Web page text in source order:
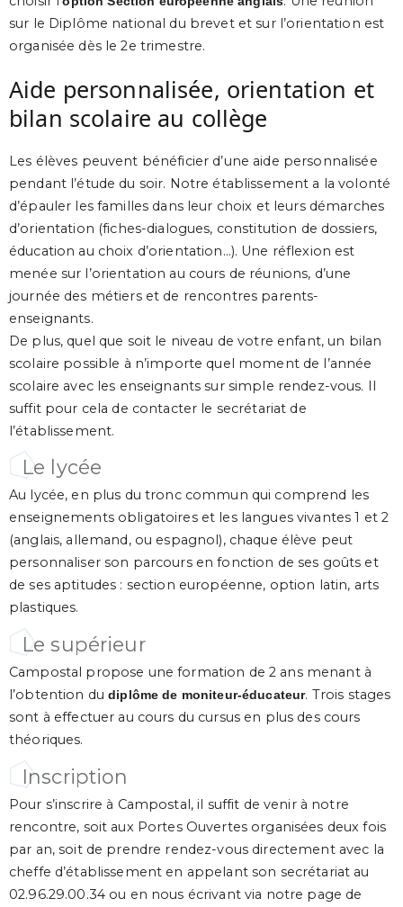
sur le Diplôme national du brevet et sur l’orientation est
organisée dès le 2e trimestre.
Aide personnalisée, orientation et
bilan scolaire au collège
Les élèves peuvent bénéficier d’une aide personnalisée
pendant l’étude du soir. Notre établissement a la volonté
d’épauler les familles dans leur choix et leurs démarches
d’orientation (fiches-dialogues, constitution de dossiers,
éducation au choix d’orientation…). Une réflexion est
menée sur l’orientation au cours de réunions, d’une
journée des métiers et de rencontres parents-
enseignants.
De plus, quel que soit le niveau de votre enfant, un bilan
scolaire possible à n’importe quel moment de l’année
scolaire avec les enseignants sur simple rendez-vous. Il
suffit pour cela de contacter le secrétariat de
l’établissement.
Le lycée
Au lycée, en plus du tronc commun qui comprend les
enseignements obligatoires et les langues vivantes 1 et 2
(anglais, allemand, ou espagnol), chaque élève peut
personnaliser son parcours en fonction de ses goûts et
de ses aptitudes : section européenne, option latin, arts
plastiques.
Le supérieur
Campostal propose une formation de 2 ans menant à
l’obtention dudiplôme de moniteur-éducateur. Trois stages
sont à effectuer au cours du cursus en plus des cours
théoriques.
Inscription
Pour s’inscrire à Campostal, il suffit de venir à notre
rencontre, soit aux Portes Ouvertes organisées deux fois
par an, soit de prendre rendez-vous directement avec la
cheffe d’établissement en appelant son secrétariat au
02.96.29.00.34 ou en nous écrivant via notre page de